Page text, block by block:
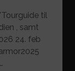
til
, samt
24. feb